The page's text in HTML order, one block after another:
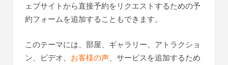
ェブサイトから直接予約をリクエストするための予
約フォームを追加することもできます。
このテーマには、部屋、ギャラリー、アトラクショ
ン、ビデオ、 お客様の声、サービスを追加するため